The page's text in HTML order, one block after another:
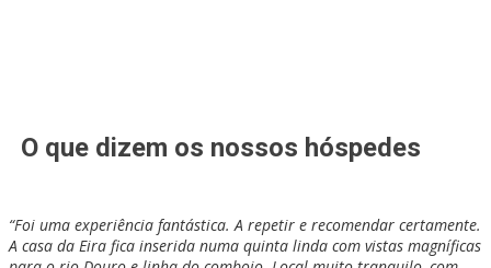
O que dizem os nossos hóspedes
​“​Foi uma experiência fantástica. A repetir e recomendar certamente.
A casa da Eira fica inserida numa quinta linda com vistas magníficas